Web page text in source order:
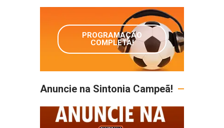
PROGRAMAÇÃO
COMPLETA!
Anuncie na Sintonia Campeã!